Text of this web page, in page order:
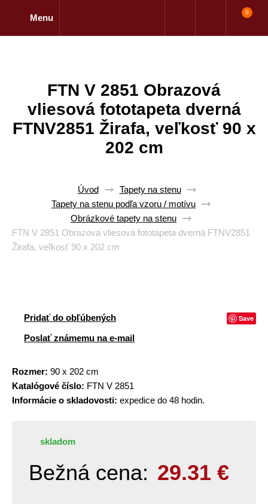
Menu
0
FTN V 2851 Obrazová
vliesová fototapeta dverná
FTNV2851 Žirafa, veľkosť 90 x
202 cm
Úvod
Tapety na stenu
Tapety na stenu podľa vzoru / motívu
Obrázkové tapety na stenu
FTN V 2851 Obrazová vliesová fototapeta dverná FTNV2851
Žirafa, veľkosť 90 x 202 cm
Pridať do obľúbených Save
Poslať známemu na e-mail
Rozmer: 90 x 202 cm
Katalógové číslo: FTN V 2851
Informácie o skladovosti: expedice do 48 hodin.
skladom
Bežná cena: 29.31 €